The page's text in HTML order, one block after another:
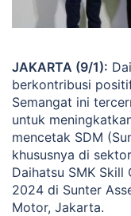
JAKARTA (9/1):
berkontribusi
Semangat ini
untuk
mencetak SDM
khususnya di
Daihatsu SMK
2024 di Sunter
Motor, Jakarta.